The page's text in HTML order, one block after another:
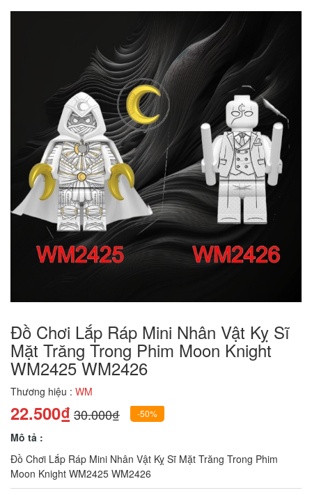
Đồ Chơi Lắp Ráp Mini Nhân Vật Kỵ Sĩ
Mặt Trăng Trong Phim Moon Knight
WM2425 WM2426
Thương hiệu : WM
22.500₫30.000₫ -50%
Mô tả :
Đồ Chơi Lắp Ráp Mini Nhân Vật Kỵ Sĩ Mặt Trăng Trong Phim
Moon Knight WM2425 WM2426